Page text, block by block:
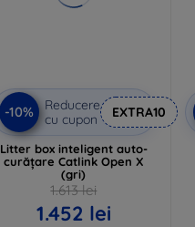
-10%
Reducere
cu cupon
EXTRA10
Litter box inteligent auto-
curățare Catlink Open X
(gri)
1.613 lei
1.452 lei